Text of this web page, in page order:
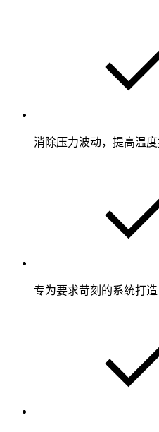
消除压力波动，提高温
专为要求苛刻的系统打